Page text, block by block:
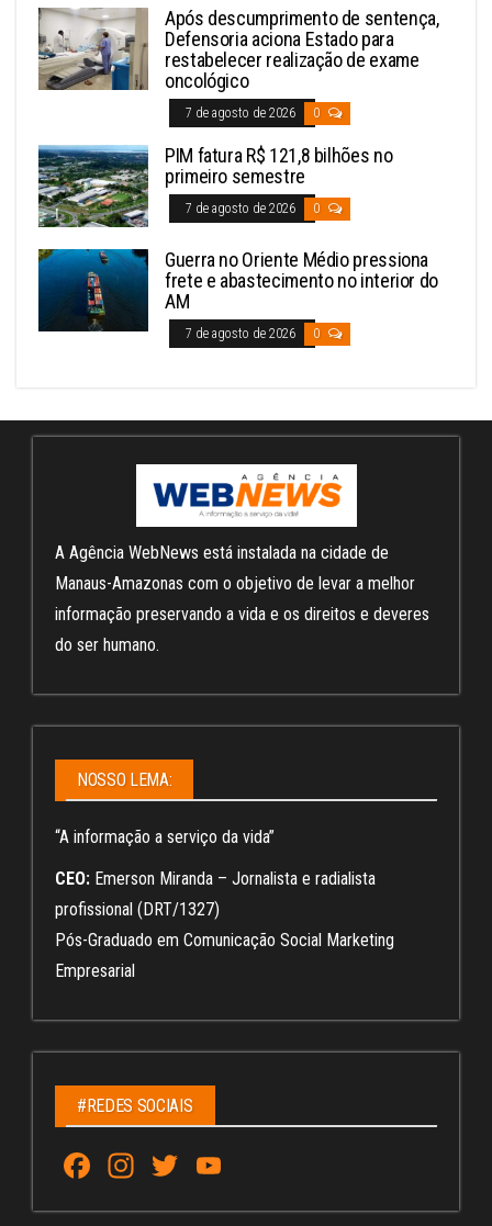
Após descumprimento de sentença,
Defensoria aciona Estado para
restabelecer realização de exame
oncológico
7 de agosto de 2026 0
PIM fatura R$ 121,8 bilhões no
primeiro semestre
7 de agosto de 2026 0
Guerra no Oriente Médio pressiona
frete e abastecimento no interior do
AM
7 de agosto de 2026 0
A Agência WebNews está instalada na cidade de
Manaus-Amazonas com o objetivo de levar a melhor
informação preservando a vida e os direitos e deveres
do ser humano.
NOSSO LEMA:
“A informação a serviço da vida”
CEO: Emerson Miranda – Jornalista e radialista
profissional (DRT/1327)
Pós-Graduado em Comunicação Social Marketing
Empresarial
#REDES SOCIAIS
Fa
ce
In
st
T
wi u